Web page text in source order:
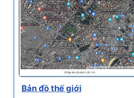
Bản đồ thế giới